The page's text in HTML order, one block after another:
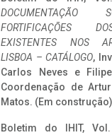
DOCUMENTAÇÃO
FORTIFICAÇÕES
EXISTENTES NOS
LISBOA – CATÁLOGO,
Carlos Neves e
Coordenação de
Matos. (Em construção)
Boletim do IHIT,